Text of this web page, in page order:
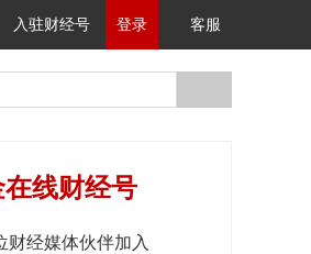
入驻财经号 登录 客服
在线财经号
财经媒体伙伴加入